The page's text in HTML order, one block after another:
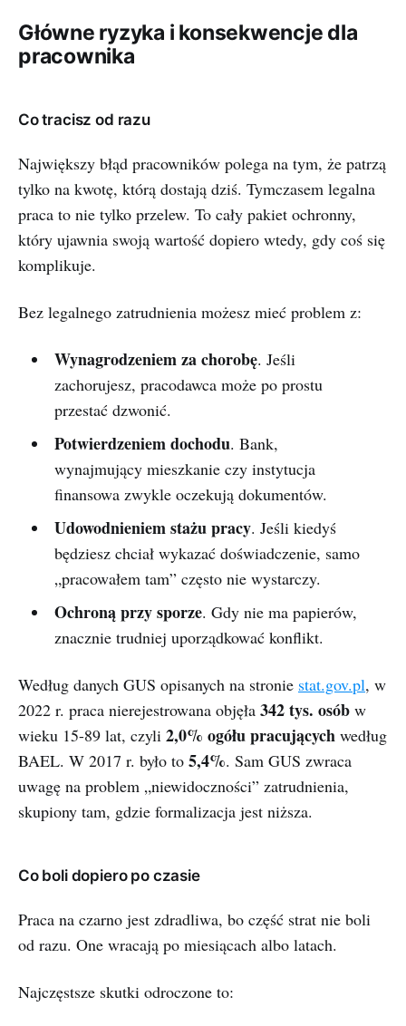
Główne ryzyka i konsekwencje dla
pracownika
Co tracisz od razu
Największy błąd pracowników polega na tym, że patrzą
tylko na kwotę, którą dostają dziś. Tymczasem legalna
praca to nie tylko przelew. To cały pakiet ochronny,
który ujawnia swoją wartość dopiero wtedy, gdy coś się
komplikuje.
Bez legalnego zatrudnienia możesz mieć problem z:
Wynagrodzeniem za chorobę. Jeśli
zachorujesz, pracodawca może po prostu
przestać dzwonić.
Potwierdzeniem dochodu. Bank,
wynajmujący mieszkanie czy instytucja
finansowa zwykle oczekują dokumentów.
Udowodnieniem stażu pracy. Jeśli kiedyś
będziesz chciał wykazać doświadczenie, samo
„pracowałem tam” często nie wystarczy.
Ochroną przy sporze. Gdy nie ma papierów,
znacznie trudniej uporządkować konflikt.
Według danych GUS opisanych na stronie stat.gov.pl, w
2022 r. praca nierejestrowana objęła 342 tys. osób w
wieku 15-89 lat, czyli 2,0% ogółu pracujących według
BAEL. W 2017 r. było to 5,4%. Sam GUS zwraca
uwagę na problem „niewidoczności” zatrudnienia,
skupiony tam, gdzie formalizacja jest niższa.
Co boli dopiero po czasie
Praca na czarno jest zdradliwa, bo część strat nie boli
od razu. One wracają po miesiącach albo latach.
Najczęstsze skutki odroczone to: